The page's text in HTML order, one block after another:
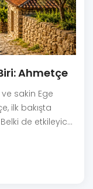
Ahmetçe
sakin Ege
ilk bakışta
de etkileyici